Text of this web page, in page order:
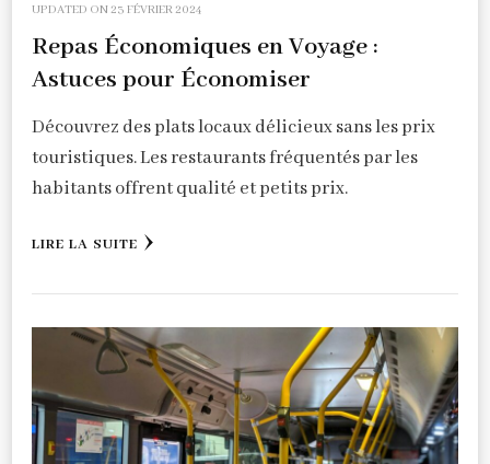
UPDATED ON23 FÉVRIER 2024
Repas Économiques en Voyage :
Astuces pour Économiser
Découvrez des plats locaux délicieux sans les prix
touristiques. Les restaurants fréquentés par les
habitants offrent qualité et petits prix.
LIRE LA SUITE